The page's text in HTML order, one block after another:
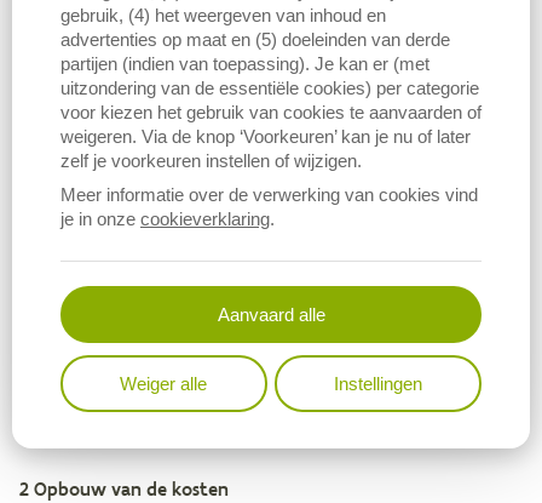
voorgaande jaar 2023. Het bedrijfsinkomen is de vergoeding voor
de inzet van de eigen productiefactoren. Er worden dus geen
aangerekende kosten voor de productiefactoren (fictieve pacht,
fictieve rente, vergoeding eigen arbeid) in rekening gebracht.
Als vervolgens ook een deel (fictieve pacht en fictieve rente) of alle
aangerekende factorkosten (dus incl. de vergoeding eigen arbeid)
in rekening worden gebracht, levert dit respectievelijk het
varkensbedrijven in 2024 komt neer op 106.000 euro per bedrijf.
Een positief NBR betekent dat ze alle productiefactoren konden
vergoeden én dat er een vergoeding voor het ondernemerschap
(winst) resteert. Na twee jaren, 2020 en 2021, met een (zwaar)
negatief NBR realiseren de varkensbedrijven in 2022, 2023 en 2024
2 Opbouw van de kosten
gebruik, (4) het weergeven van inhoud en
advertenties op maat en (5) doeleinden van derde
partijen (indien van toepassing). Je kan er (met
uitzondering van de essentiële cookies) per categorie
voor kiezen het gebruik van cookies te aanvaarden of
weigeren. Via de knop ‘Voorkeuren’ kan je nu of later
zelf je voorkeuren instellen of wijzigen.
Meer informatie over de verwerking van cookies vind
je in onze cookieverklaring.
Aanvaard alle
Weiger alle Instellingen